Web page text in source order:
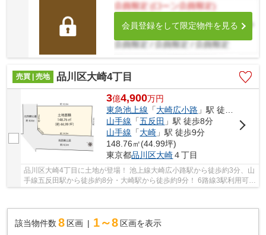
会員登録をして限定物件を見る
売買 | 売地 品川区大崎4丁目
3億4,900万円
東急池上線 「大崎広小路 」駅 徒歩3分
山手線 「五反田 」駅 徒歩8分
山手線 「大崎 」駅 徒歩9分
148.76㎡(44.99坪)
東京都品川区大崎４丁目
品川区大崎4丁目に土地が登場！ 池上線大崎広小路駅から徒歩約3分、山
手線五反田駅から徒歩約8分・大崎駅から徒歩約9分！ 6路線3駅利用可能
該当物件数 8 区画 1～8 区画を表示